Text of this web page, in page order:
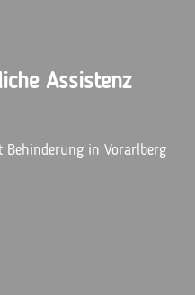
Assistenz
Behinderung in Vorarlberg